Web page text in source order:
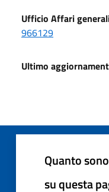
Ufficio Affari
966129
Ultimo
Quanto
su questa